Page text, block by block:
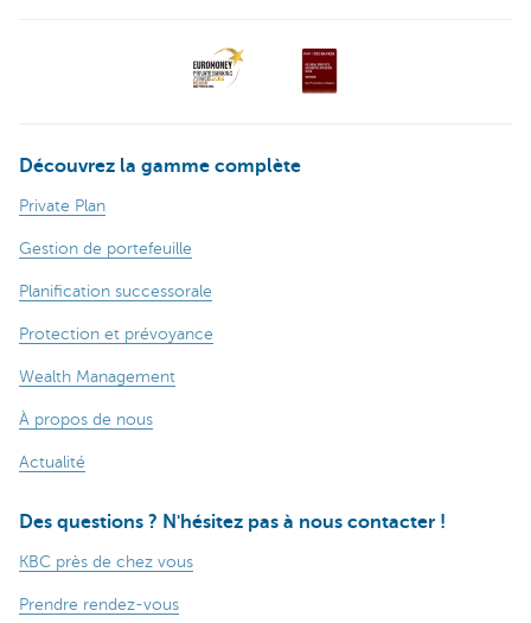
Découvrez la gamme complète
Private Plan
Gestion de portefeuille
Planification successorale
Protection et prévoyance
Wealth Management
À propos de nous
Actualité
Des questions ? N'hésitez pas à nous contacter !
KBC près de chez vous
Prendre rendez-vous